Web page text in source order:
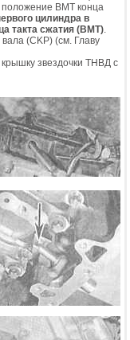
положение ВМТ конца
цилиндра в
такта сжатия (ВМТ).
(CKP) (см. Главу
звездочки ТНВД с